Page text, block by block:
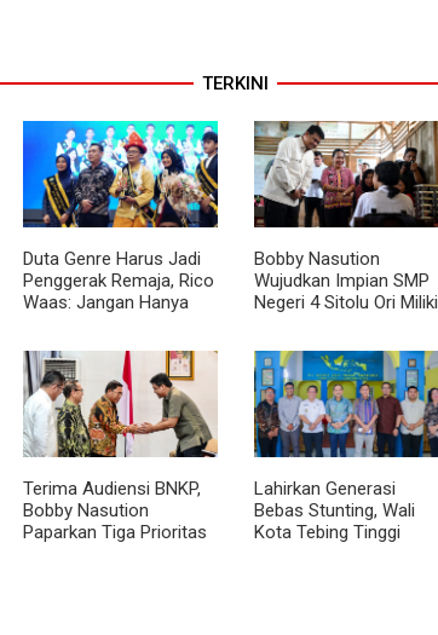
TERKINI
Duta Genre Harus Jadi
Penggerak Remaja, Rico
Waas: Jangan Hanya
Bobby Nasution
Wujudkan Impian SMP
Negeri 4 Sitolu Ori Miliki
Terima Audiensi BNKP,
Bobby Nasution
Paparkan Tiga Prioritas
Lahirkan Generasi
Bebas Stunting, Wali
Kota Tebing Tinggi